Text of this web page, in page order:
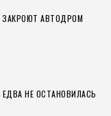
ЗАКРОЮТ АВТОДРОМ
НЕ ОСТАНОВИЛАСЬ